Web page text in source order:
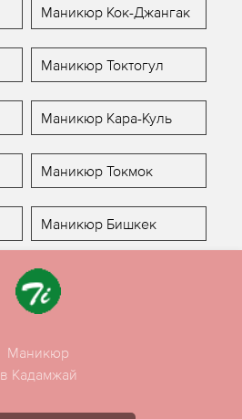
Маникюр Кок-Джангак
Маникюр Токтогул
Маникюр Кара-Куль
Маникюр Токмок
Маникюр Бишкек
Маникюр
в Кадамжай